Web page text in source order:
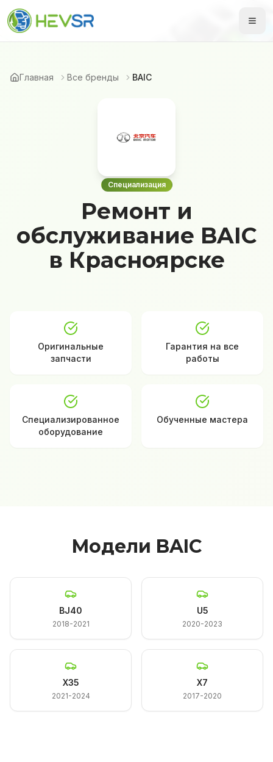
Главная Все бренды BAIC
Специализация
Ремонт и
обслуживание BAIC
в Красноярске
Оригинальные
запчасти
Гарантия на все
работы
Специализированное
оборудование
Обученные мастера
Модели BAIC
BJ40
2018-2021
U5
2020-2023
X35
2021-2024
X7
2017-2020